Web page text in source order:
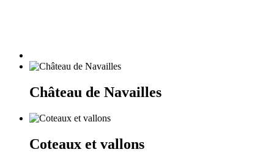
Château de Navailles
Coteaux et vallons